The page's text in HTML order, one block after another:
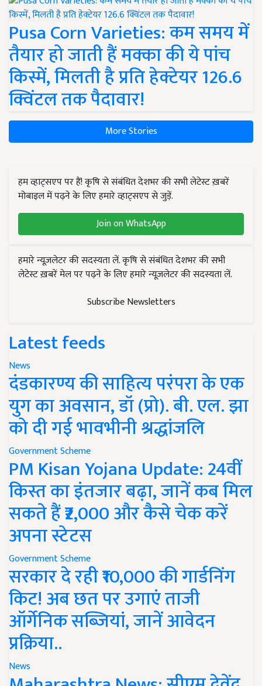
Pusa Corn Varieties: कम समय में
तैयार हो जाती हैं मक्का की ये पांच
किस्में, मिलती है प्रति हेक्टेयर 126.6
क्विंटल तक पैदावार!
More Stories
हम व्हाट्सएप पर हैं! कृषि से संबंधित देशभर की सभी लेटेस्ट ख़बरें
मोबाइल में पढ़ने के लिए हमारे व्हाट्सएप से जुड़ें.
Join on WhatsApp
हमारे न्यूज़लेटर की सदस्यता लें. कृषि से संबंधित देशभर की सभी
लेटेस्ट ख़बरें मेल पर पढ़ने के लिए हमारे न्यूज़लेटर की सदस्यता लें.
Subscribe Newsletters
Latest feeds
News
दंडकारण्य की साहित्य परंपरा के एक
युग का अवसान, डॉ (प्रो). बी. एल. झा
को दी गई भावभीनी श्रद्धांजलि
Government Scheme
PM Kisan Yojana Update: 24वीं
किस्त का इंतजार बढ़ा, जानें कब मिल
सकते हैं ₹2,000 और कैसे चेक करें
अपना स्टेटस
Government Scheme
सरकार दे रही ₹10,000 की गार्डनिंग
किट! अब छत पर उगाएं ताजी
ऑर्गेनिक सब्जियां, जानें आवेदन
प्रक्रिया..
News